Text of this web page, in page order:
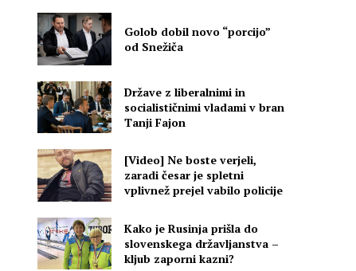
Golob dobil novo “porcijo”
od Snežiča
Države z liberalnimi in
socialističnimi vladami v bran
Tanji Fajon
[Video] Ne boste verjeli,
zaradi česar je spletni
vplivnež prejel vabilo policije
Kako je Rusinja prišla do
slovenskega državljanstva –
kljub zaporni kazni?